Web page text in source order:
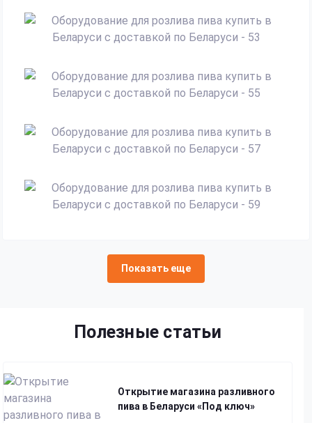
Показать еще
Полезные статьи
Открытие магазина разливного
пива в Беларуси «Под ключ»